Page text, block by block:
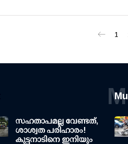
1
സഹതാപമല്ല വേണ്ടത്,
ശാശ്വത പരിഹാരം!
കുട്ടനാടിനെ ഇനിയും
M